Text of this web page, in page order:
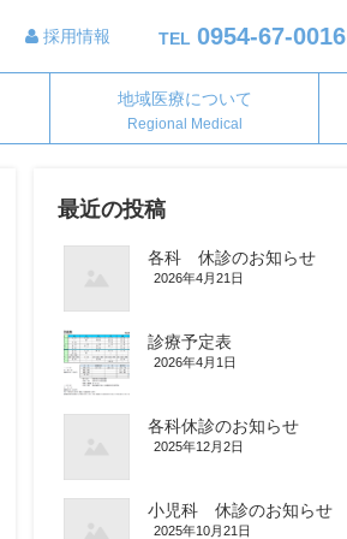
採用情報 TEL 0954-67-0016
地域医療について
Regional Medical
最近の投稿
各科 休診のお知らせ
2026年4月21日
診療予定表
2026年4月1日
各科休診のお知らせ
2025年12月2日
小児科 休診のお知らせ
2025年10月21日